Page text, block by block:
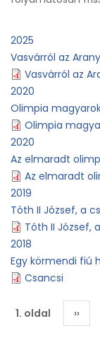
2025
Vasvárról az
Vasvárról az
2020
Olimpia
Olimpia
2020
Az elmaradt
Az elmaradt
2019
Tóth II József, a
Tóth II József,
2018
Egy körmendi fiú
Csancsi
Oldalszámozás
1. oldal
oldal
››